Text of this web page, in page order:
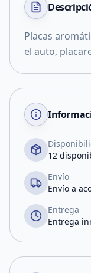
Placas
el auto,
12
Envío
Envío a
Entrega
Entrega